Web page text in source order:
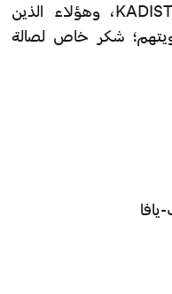
صبرا، KADIST Paris––San Francisco، وهؤلاء الذين
شكر خاص لصالة